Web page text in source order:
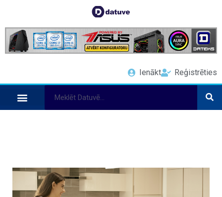
Ienākt Reģistrēties